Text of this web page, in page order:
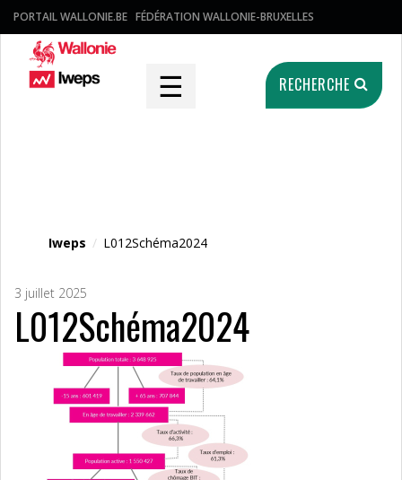
PORTAIL WALLONIE.BE FÉDÉRATION WALLONIE-BRUXELLES
☰ RECHERCHE
Iweps / L012Schéma2024
3 juillet 2025
L012Schéma2024